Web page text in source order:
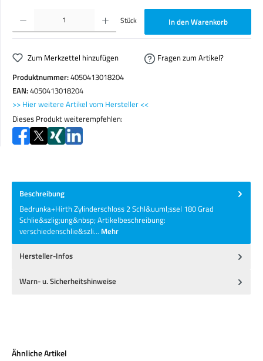
Produkt Anzahl: Gib den gewünschten Wert ein oder benutze die Schaltflächen um die Anzahl zu
Stück In den Warenkorb
Zum Merkzettel hinzufügen
Fragen zum Artikel?
Produktnummer:4050413018204
EAN:4050413018204
>> Hier weitere Artikel vom Hersteller <<
Dieses Produkt weiterempfehlen:
Beschreibung
Bedrunka+Hirth Zylinderschloss 2 Schl&uuml;ssel 180 Grad
Schlie&szlig;ung&nbsp; Artikelbeschreibung:
verschiedenschlie&szli… Mehr
Hersteller-Infos
Warn- u. Sicherheitshinweise
Produktgalerie überspringen
Ähnliche Artikel